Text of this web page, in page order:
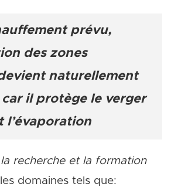
prévu,
des zones
naturellement
il protège le verger
l’évaporation
recherche et la formation
domaines tels que: